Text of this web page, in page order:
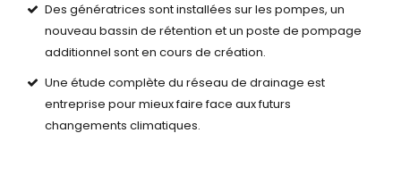
Des génératrices sont installées sur les pompes, un
nouveau bassin de rétention et un poste de pompage
additionnel sont en cours de création.
Une étude complète du réseau de drainage est
entreprise pour mieux faire face aux futurs
changements climatiques.